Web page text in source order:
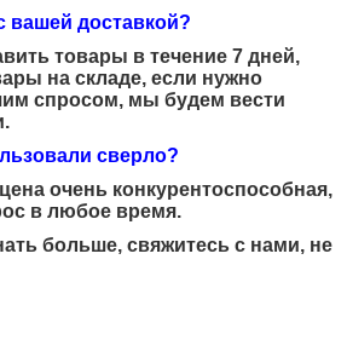
вашей доставкой?
товары в течение 7 дней,
на складе, если нужно
спросом, мы будем вести
сверло?
очень конкурентоспособная,
в любое время.
больше, свяжитесь с нами, не